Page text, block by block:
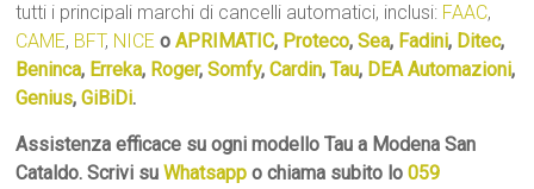
tutti i principali marchi di cancelli automatici, inclusi: FAAC,
CAME, BFT, NICE oAPRIMATIC, Proteco,Sea, Fadini, Ditec,
Beninca, Erreka, Roger,Somfy,Cardin,Tau, DEA Automazioni,
Genius,GiBiDi.
Assistenza efficace su ogni modello Tau a Modena San
Cataldo. Scrivi suWhatsapp o chiama subito lo059